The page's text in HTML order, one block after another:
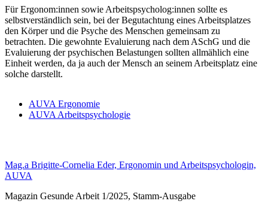
Für Ergonom:innen sowie Arbeitspsycholog:innen sollte es
selbstverständlich sein, bei der Begutachtung eines Arbeitsplatzes
den Körper und die Psyche des Menschen gemeinsam zu
betrachten. Die gewohnte Evaluierung nach dem ASchG und die
Evaluierung der psychischen Belastungen sollten allmählich eine
Einheit werden, da ja auch der Mensch an seinem Arbeitsplatz eine
solche darstellt.
AUVA Ergonomie
AUVA Arbeitspsychologie
Mag.a Brigitte-Cornelia Eder, Ergonomin und Arbeitspsychologin,
AUVA
Magazin Gesunde Arbeit 1/2025, Stamm-Ausgabe